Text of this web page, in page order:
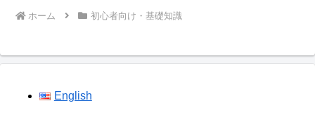
ホーム 初心者向け・基礎知識
English